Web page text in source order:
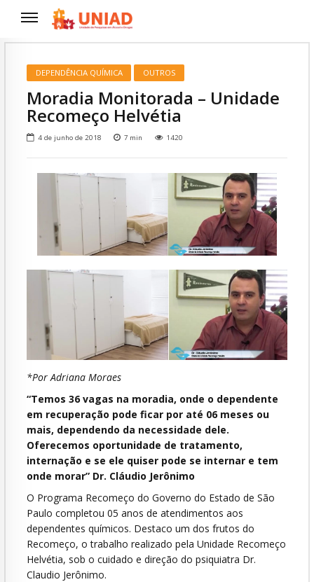
DEPENDÊNCIA QUÍMICA OUTROS
Moradia Monitorada – Unidade
Recomeço Helvétia
4 de junho de 2018 7 min 1420
*Por Adriana Moraes
“Temos 36 vagas na moradia, onde o dependente
em recuperação pode ficar por até 06 meses ou
mais, dependendo da necessidade dele.
Oferecemos oportunidade de tratamento,
internação e se ele quiser pode se internar e tem
onde morar” Dr. Cláudio Jerônimo
O Programa Recomeço do Governo do Estado de São
Paulo completou 05 anos de atendimentos aos
dependentes químicos. Destaco um dos frutos do
Recomeço, o trabalho realizado pela Unidade Recomeço
Helvétia, sob o cuidado e direção do psiquiatra Dr.
Claudio Jerônimo.